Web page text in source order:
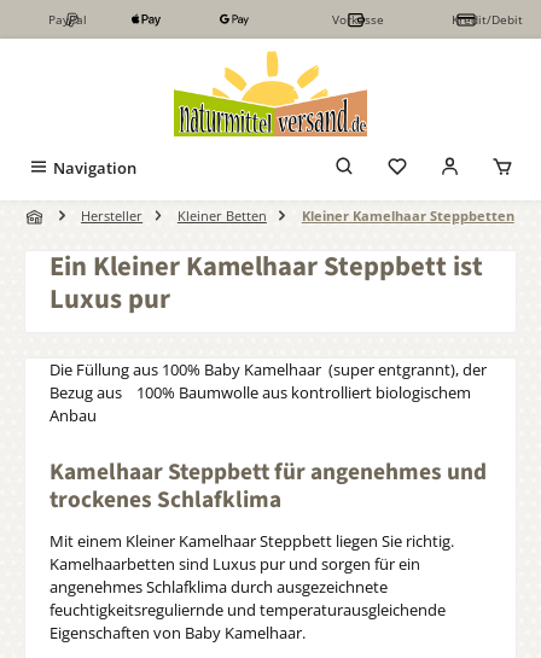
Zum Hauptinhalt springen
PayPal Vorkasse Kredit/Debit
Navigation
Hersteller Kleiner Betten Kleiner Kamelhaar Steppbetten
Ein Kleiner Kamelhaar Steppbett ist
Luxus pur
Die Füllung aus 100% Baby Kamelhaar (super entgrannt), der
Bezug aus 100% Baumwolle aus kontrolliert biologischem
Anbau
Kamelhaar Steppbett für angenehmes und
trockenes Schlafklima
Mit einem Kleiner Kamelhaar Steppbett liegen Sie richtig.
Kamelhaarbetten sind Luxus pur und sorgen für ein
angenehmes Schlafklima durch ausgezeichnete
feuchtigkeitsreguliernde und temperaturausgleichende
Eigenschaften von Baby Kamelhaar.